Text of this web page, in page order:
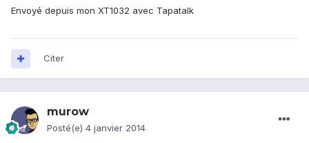
Envoyé depuis mon XT1032 avec Tapatalk
Citer
murow
Posté(e) 4 janvier 2014